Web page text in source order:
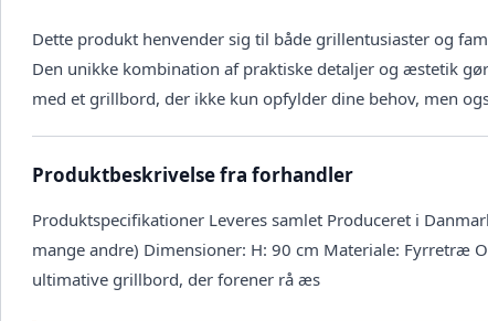
Dette produkt henvender sig til både grillentusiaster og
Den unikke kombination af praktiske detaljer og æstetik
med et grillbord, der ikke kun opfylder dine behov, men
Produktbeskrivelse fra forhandler
Produktspecifikationer Leveres samlet Produceret i
mange andre) Dimensioner: H: 90 cm Materiale: Fyrretræ
ultimative grillbord, der forener rå æs